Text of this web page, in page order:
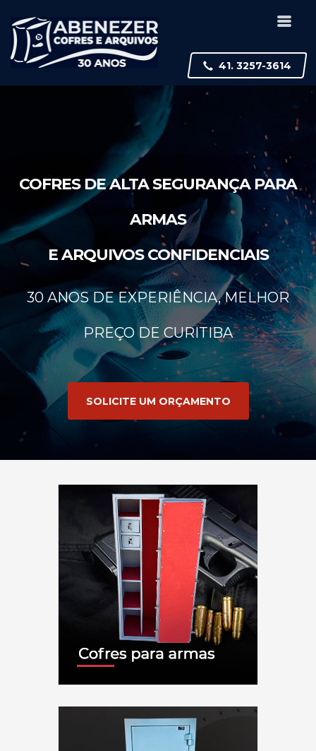
41. 3257-3614
COFRES DE ALTA SEGURANÇA PARA
ARMAS
E ARQUIVOS CONFIDENCIAIS
30 ANOS DE EXPERIÊNCIA, MELHOR
PREÇO DE CURITIBA
SOLICITE UM ORÇAMENTO